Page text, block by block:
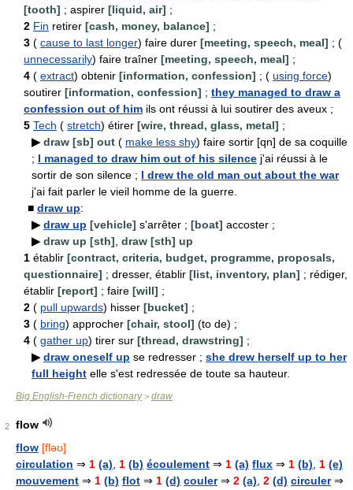
[tooth] ; aspirer [liquid, air] ;
2 Fin retirer [cash, money, balance] ;
3 ( cause to last longer) faire durer [meeting, speech, meal] ; (
unnecessarily) faire traîner [meeting, speech, meal] ;
4 ( extract) obtenir [information, confession] ; ( using force)
soutirer [information, confession] ; they managed to draw a
confession out of him ils ont réussi à lui soutirer des aveux ;
5 Tech ( stretch) étirer [wire, thread, glass, metal] ;
▶ draw [sb] out ( make less shy) faire sortir [qn] de sa coquille
; I managed to draw him out of his silence j'ai réussi à le
sortir de son silence ; I drew the old man out about the war
j'ai fait parler le vieil homme de la guerre.
■ draw up:
▶ draw up [vehicle] s'arrêter ; [boat] accoster ;
▶ draw up [sth] draw [sth] up
1 établir [contract, criteria, budget, programme, proposals,
questionnaire] ; dresser, établir [list, inventory, plan] ; rédiger,
établir [report] ; faire [will] ;
2 ( pull upwards) hisser [bucket] ;
3 ( bring) approcher [chair, stool] (to de) ;
4 ( gather up) tirer sur [thread, drawstring] ;
▶ draw oneself up se redresser ; she drew herself up to her
full height elle s'est redressée de toute sa hauteur.
Big English-French dictionary> draw
2
flow
flow [fləʊ]
circulation ⇒ 1 (a) 1 (b) écoulement ⇒ 1 (a) flux ⇒ 1 (b) 1 (e)
mouvement ⇒ 1 (b) flot ⇒ 1 (d) couler⇒ 2 (a) 2 (d) circuler⇒